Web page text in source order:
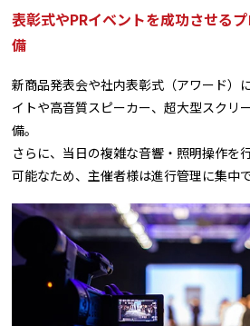
表彰式やPRイベントを成功させる
備
新商品発表会や社内表彰式（アワード）
イトや高音質スピーカー、超大型スクリ
備。
さらに、当日の複雑な音響・照明操作を
可能なため、主催者様は進行管理に集中で